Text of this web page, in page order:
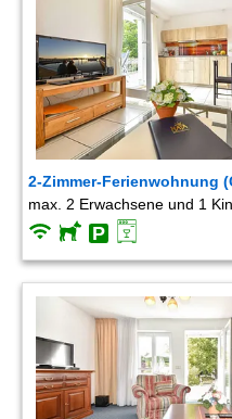
2-Zimmer-Ferienwohnung
max. 2 Erwachsene und 1